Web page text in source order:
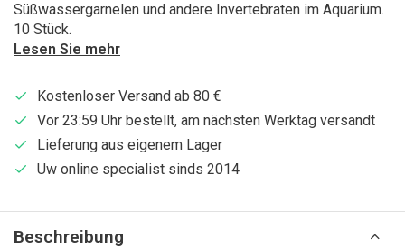
Süßwassergarnelen und andere Invertebraten im Aquarium.
10 Stück.
Lesen Sie mehr
Kostenloser Versand ab 80 €
Vor 23:59 Uhr bestellt, am nächsten Werktag versandt
Lieferung aus eigenem Lager
Uw online specialist sinds 2014
Beschreibung